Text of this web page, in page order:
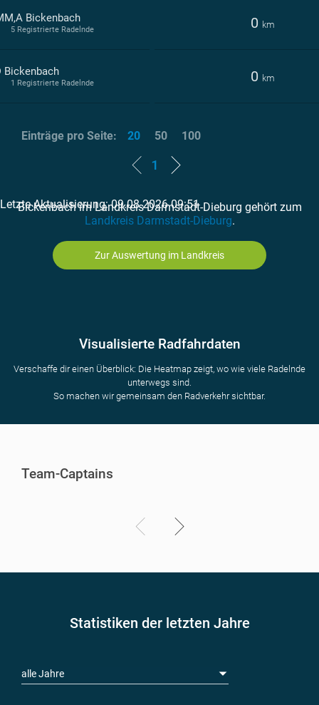
Bickenbach 0 km
5 Registrierte Radelnde
Bickenbach 0 km
1 Registrierte Radelnde
1
Letzte Aktualisierung: 09.08.2026 09:51
Einträge pro Seite: 20 50 100
Bickenbach im Landkreis Darmstadt-Dieburg gehört zum
Landkreis Darmstadt-Dieburg.
Zur Auswertung im Landkreis
Visualisierte Radfahrdaten
Verschaffe dir einen Überblick: Die Heatmap zeigt, wo wie viele Radelnde
unterwegs sind.
So machen wir gemeinsam den Radverkehr sichtbar.
Team-Captains
Statistiken der letzten Jahre
alle Jahre